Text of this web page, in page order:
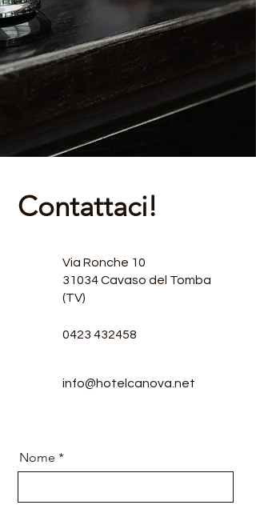
Contattaci!
Via Ronche 10
31034 Cavaso del Tomba
(TV)
0423 432458
info@hotelcanova.net
Nome